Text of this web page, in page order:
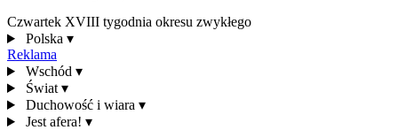
Czwartek XVIII tygodnia okresu zwykłego
Polska ▾
Reklama
Wschód ▾
Świat ▾
Duchowość i wiara ▾
Jest afera! ▾